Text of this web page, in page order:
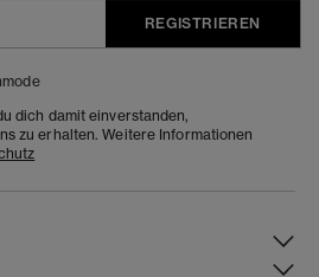
REGISTRIEREN
dich damit einverstanden,
zu erhalten. Weitere Informationen